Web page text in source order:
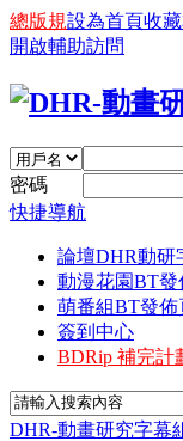
總版規設為首頁收
開啟輔助訪問
密碼
快捷導航
論壇DHR動研
動漫花園BT發
萌番組BT發佈
簽到中心
BDRip 補完計
DHR-動畫研究字幕